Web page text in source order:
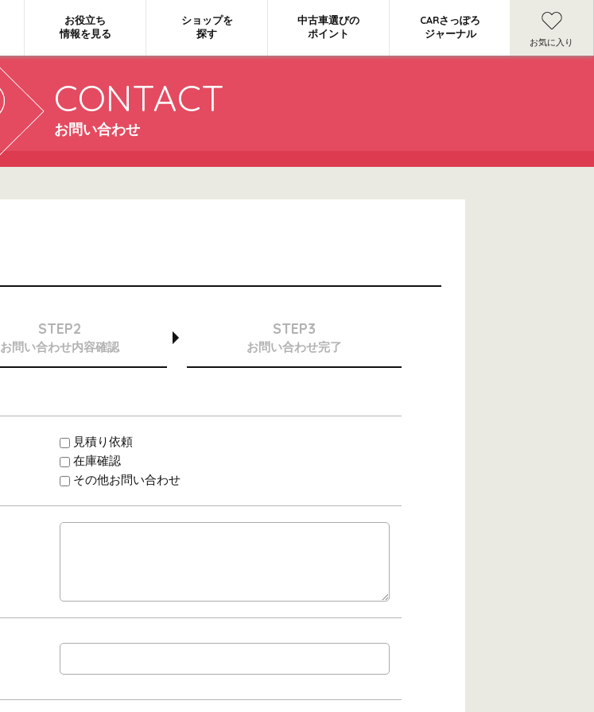
お役立ち
情報を見る
ショップを
探す
中古車選びの
ポイント
CARさっぽろ
ジャーナル
お気に入り
CONTACT
お問い合わせ
STEP2
お問い合わせ内容確認
STEP3
お問い合わせ完了
見積り依頼
在庫確認
その他お問い合わせ